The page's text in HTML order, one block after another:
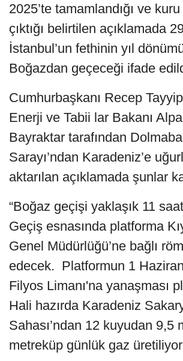
2025’te tamamlandığı ve
çıktığı belirtilen açıklamada
İstanbul’un fethinin yıl
Boğazdan geçeceği ifade
Cumhurbaşkanı Recep
Enerji ve Tabii lar Bakanı
Bayraktar tarafından
Sarayı’ndan Karadeniz’e
aktarılan açıklamada şunlar
“Boğaz geçişi yaklaşık 11
Geçiş esnasında platforma
Genel Müdürlüğü’ne bağlı
edecek. Platformun 1
Filyos Limanı'na yanaşması
Hali hazırda Karadeniz
Sahası’ndan 12 kuyudan 9,5
metreküp günlük gaz